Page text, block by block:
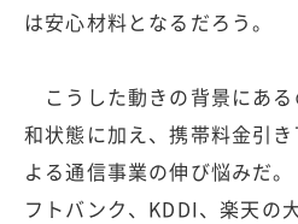
は安心材料となるだろう。
こうした動きの背景にあ
和状態に加え、携帯料金引
よる通信事業の伸び悩みだ
フトバンク、KDDI、楽天の